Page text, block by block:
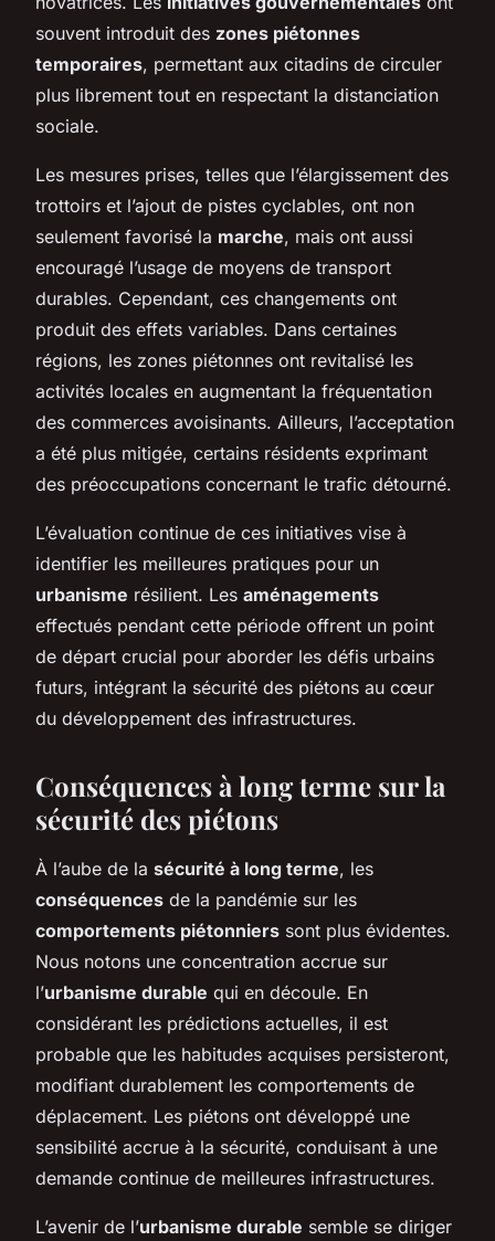
souvent introduit des zones piétonnes
temporaires, permettant aux citadins de circuler
plus librement tout en respectant la distanciation
sociale.
Les mesures prises, telles que l’élargissement des
trottoirs et l’ajout de pistes cyclables, ont non
seulement favorisé la marche, mais ont aussi
encouragé l’usage de moyens de transport
durables. Cependant, ces changements ont
produit des effets variables. Dans certaines
régions, les zones piétonnes ont revitalisé les
activités locales en augmentant la fréquentation
des commerces avoisinants. Ailleurs, l’acceptation
a été plus mitigée, certains résidents exprimant
des préoccupations concernant le trafic détourné.
L’évaluation continue de ces initiatives vise à
identifier les meilleures pratiques pour un
urbanisme résilient. Les aménagements
effectués pendant cette période offrent un point
de départ crucial pour aborder les défis urbains
futurs, intégrant la sécurité des piétons au cœur
du développement des infrastructures.
Conséquences à long terme sur la
sécurité des piétons
À l’aube de la sécurité à long terme, les
conséquences de la pandémie sur les
comportements piétonniers sont plus évidentes.
Nous notons une concentration accrue sur
l’urbanisme durable qui en découle. En
considérant les prédictions actuelles, il est
probable que les habitudes acquises persisteront,
modifiant durablement les comportements de
déplacement. Les piétons ont développé une
sensibilité accrue à la sécurité, conduisant à une
demande continue de meilleures infrastructures.
L’avenir de l’urbanisme durable semble se diriger